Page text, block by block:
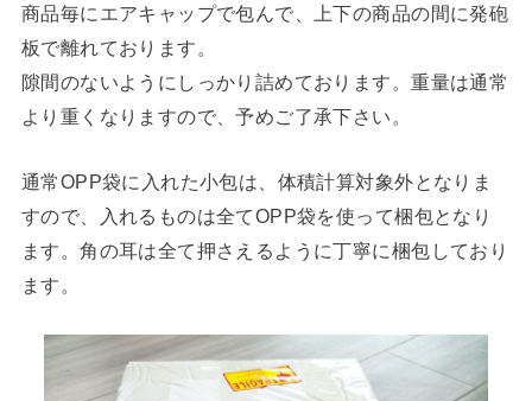
商品毎にエアキャップで包んで、上下の商品の間に発砲
板で離れております。
隙間のないようにしっかり詰めております。重量は通常
より重くなりますので、予めご了承下さい。
通常OPP袋に入れた小包は、体積計算対象外となりま
すので、入れるものは全てOPP袋を使って梱包となり
ます。角の耳は全て押さえるように丁寧に梱包しており
ます。